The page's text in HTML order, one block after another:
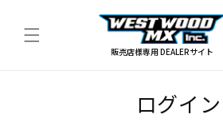
進む
販売店様専用 DEALERサイト
ログイン